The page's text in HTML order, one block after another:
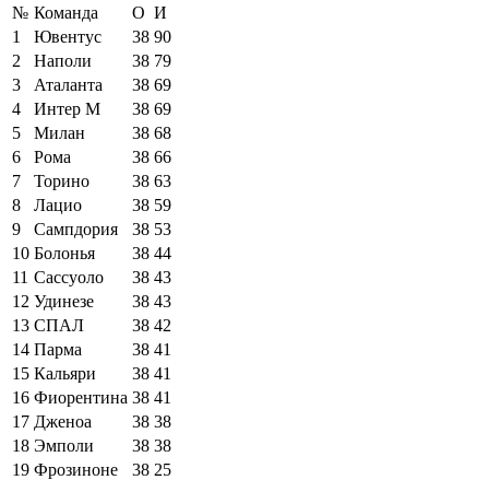
№ Команда О И
1
Ювентус 38 90
2
Наполи 38 79
3
Аталанта 38 69
4
Интер М 38 69
5
Милан 38 68
6
Рома 38 66
7
Торино 38 63
8
Лацио 38 59
9
Сампдория 38 53
10 Болонья 38 44
11 Сассуоло 38 43
12 Удинезе 38 43
13 СПАЛ 38 42
14 Парма 38 41
15 Кальяри 38 41
16 Фиорентина 38 41
17 Дженоа 38 38
18 Эмполи 38 38
19 Фрозиноне 38 25